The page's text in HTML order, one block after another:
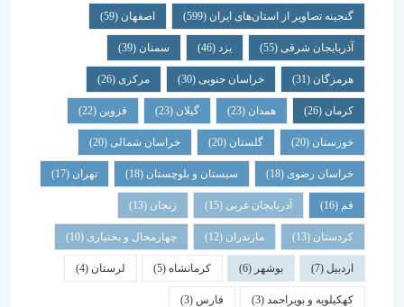
گنجینه تصاویر از استان‌های ایران(599) اصفهان (59)
آذربایجان شرقی(55) یزد سمنان (39)
هرمزگان(31) خراسان جنوبی(30) مرکزی (26)
همدان گیلان قزوین
خوزستان(20) گلستان (20) خراسان شمالی(20)
خراسان رضوی(18) سیستان و بلوچستان(18) تهران
آذربایجان غربی(15) زنجان
کردستان(13) مازندران(12) چهارمحال و بختیاری (10)
بوشهر کرمانشاه(5) لرستان (4)
کهکیلویه و بویراحمد(3) فارس